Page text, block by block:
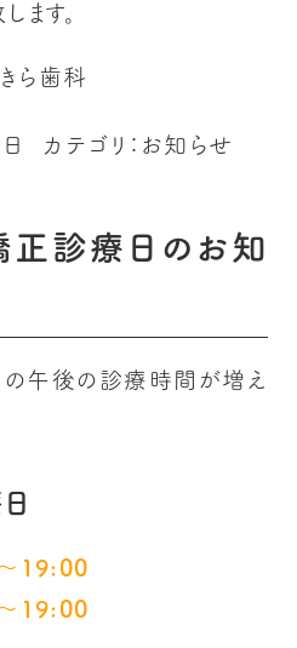
ます。
ら歯科
カテゴリ： お知らせ
正診療日のお知
午後の診療時間が増え
19:00
19:00